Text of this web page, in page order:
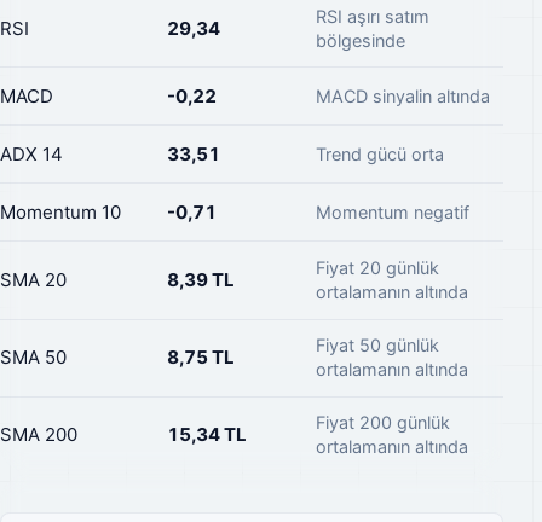
RSI 29,34
RSI aşırı satım
bölgesinde
MACD -0,22 MACD sinyalin altında
ADX 14 33,51 Trend gücü orta
Momentum 10 -0,71 Momentum negatif
SMA 20 8,39 TL
Fiyat 20 günlük
ortalamanın altında
SMA 50 8,75 TL
Fiyat 50 günlük
ortalamanın altında
SMA 200 15,34 TL
Fiyat 200 günlük
ortalamanın altında